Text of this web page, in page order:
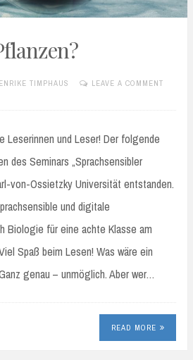
TIMPHAUS LEAVE A COMMENT
Leserinnen und Leser! Der folgende
des Seminars „Sprachsensibler
von-Ossietzky Universität entstanden.
und digitale
Biologie für eine achte Klasse am
Spaß beim Lesen! Was wäre ein
genau – unmöglich. Aber wer…
READ MORE